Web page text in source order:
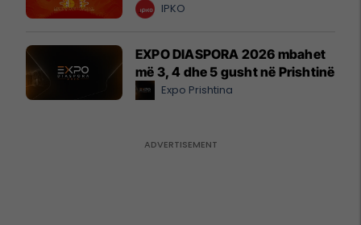
IPKO
EXPO DIASPORA 2026 mbahet
më 3, 4 dhe 5 gusht në Prishtinë
Expo Prishtina